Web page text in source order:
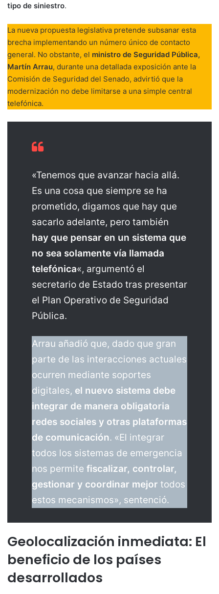
tipo de siniestro.
La nueva propuesta legislativa pretende subsanar esta
brecha implementando un número único de contacto
general. No obstante, el ministro de Seguridad Pública,
Martín Arrau, durante una detallada exposición ante la
Comisión de Seguridad del Senado, advirtió que la
modernización no debe limitarse a una simple central
telefónica.
«Tenemos que avanzar hacia allá.
Es una cosa que siempre se ha
prometido, digamos que hay que
sacarlo adelante, pero también
hay que pensar en un sistema que
no sea solamente vía llamada
telefónica«, argumentó el
secretario de Estado tras presentar
el Plan Operativo de Seguridad
Pública.
Arrau añadió que, dado que gran
parte de las interacciones actuales
ocurren mediante soportes
digitales, el nuevo sistema debe
integrar de manera obligatoria
redes sociales y otras plataformas
de comunicación. «El integrar
todos los sistemas de emergencia
nos permite fiscalizar, controlar,
gestionar y coordinar mejor todos
estos mecanismos», sentenció.
Geolocalización inmediata: El
beneficio de los países
desarrollados